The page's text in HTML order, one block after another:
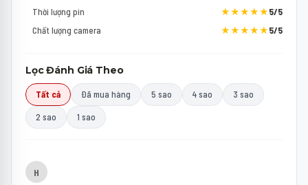
Thời lượng pin
★★★★★5/5
Chất lượng camera
★★★★★5/5
Lọc Đánh Giá Theo
Tất cả Đã mua hàng 5 sao 4 sao 3 sao
2 sao 1 sao
H